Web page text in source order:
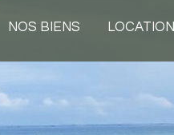
NOS BIENS LOCATION